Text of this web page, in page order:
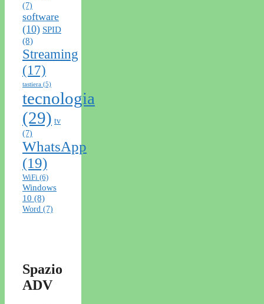
(7)
software
(10) SPID
(8)
Streaming
(17)
tastiera (5)
tecnologia
(29) tv
(7)
WhatsApp
(19)
WiFi (6)
Windows
10 (8)
Word (7)
Spazio
ADV